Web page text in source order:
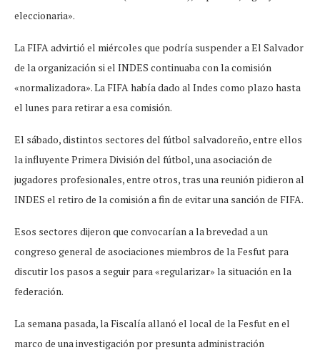
eleccionaria».
La FIFA advirtió el miércoles que podría suspender a El Salvador
de la organización si el INDES continuaba con la comisión
«normalizadora». La FIFA había dado al Indes como plazo hasta
el lunes para retirar a esa comisión.
El sábado, distintos sectores del fútbol salvadoreño, entre ellos
la influyente Primera División del fútbol, una asociación de
jugadores profesionales, entre otros, tras una reunión pidieron al
INDES el retiro de la comisión a fin de evitar una sanción de FIFA.
Esos sectores dijeron que convocarían a la brevedad a un
congreso general de asociaciones miembros de la Fesfut para
discutir los pasos a seguir para «regularizar» la situación en la
federación.
La semana pasada, la Fiscalía allanó el local de la Fesfut en el
marco de una investigación por presunta administración